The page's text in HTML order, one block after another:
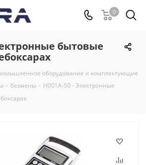
0
бытовые
оборудование и комплектующие
- безмены - Н001А-50 - Электронные